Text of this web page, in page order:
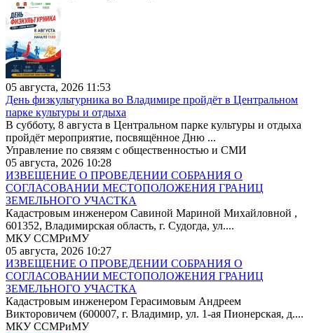
05 августа, 2026 11:53
День физкультурника во Владимире пройдёт в Центральном
парке культуры и отдыха
В субботу, 8 августа в Центральном парке культуры и отдыха
пройдёт мероприятие, посвящённое Дню ...
Управление по связям с общественностью и СМИ
05 августа, 2026 10:28
ИЗВЕЩЕНИЕ О ПРОВЕДЕНИИ СОБРАНИЯ О
СОГЛАСОВАНИИ МЕСТОПОЛОЖЕНИЯ ГРАНИЦ
ЗЕМЕЛЬНОГО УЧАСТКА
Кадастровым инженером Савиной Мариной Михайловной ,
601352, Владимирская область, г. Судогда, ул....
МКУ ССМРиМУ
05 августа, 2026 10:27
ИЗВЕЩЕНИЕ О ПРОВЕДЕНИИ СОБРАНИЯ О
СОГЛАСОВАНИИ МЕСТОПОЛОЖЕНИЯ ГРАНИЦ
ЗЕМЕЛЬНОГО УЧАСТКА
Кадастровым инженером Герасимовым Андреем
Викторовичем (600007, г. Владимир, ул. 1-ая Пионерская, д....
МКУ ССМРиМУ